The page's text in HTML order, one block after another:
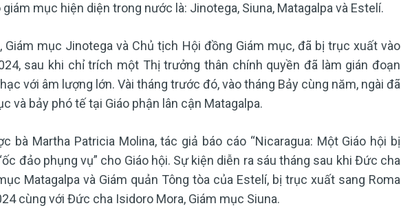
mục hiện diện trong nước là: Jinotega, Siuna, Matagalpa và Estelí.
Giám mục Jinotega và Chủ tịch Hội đồng Giám mục, đã bị trục xuất vào
sau khi chỉ trích một Thị trưởng thân chính quyền đã làm gián đoạn
với âm lượng lớn. Vài tháng trước đó, vào tháng Bảy cùng năm, ngài đã
và bảy phó tế tại Giáo phận lân cận Matagalpa.
bà Martha Patricia Molina, tác giả báo cáo “Nicaragua: Một Giáo hội bị
đảo phụng vụ” cho Giáo hội. Sự kiện diễn ra sáu tháng sau khi Đức cha
Matagalpa và Giám quản Tông tòa của Estelí, bị trục xuất sang Roma
cùng với Đức cha Isidoro Mora, Giám mục Siuna.